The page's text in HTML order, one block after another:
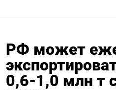
РФ может
0,6-1,0 млн т